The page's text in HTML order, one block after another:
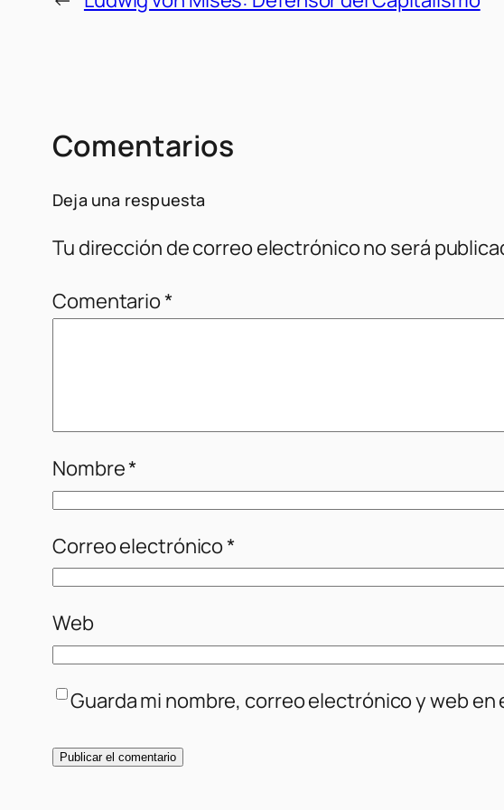
Comentarios
Deja una respuesta
Tu dirección de correo electrónico no será
Comentario*
Nombre*
Correo electrónico*
Web
Guarda mi nombre, correo electrónico y web